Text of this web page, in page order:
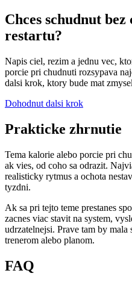
Chces schudnut bez
restartu?
Napis ciel, rezim a jednu vec,
porcie pri chudnuti rozsypava
dalsi krok, ktory bude mat
Dohodnut dalsi krok
Prakticke zhrnutie
Tema kalorie alebo porcie pri
ak vies, od coho sa odrazit.
realisticky rytmus a ochota
tyzdni.
Ak sa pri tejto teme prestanes
zacnes viac stavit na system,
udrzatelnejsi. Prave tam by mala
trenerom alebo planom.
FAQ